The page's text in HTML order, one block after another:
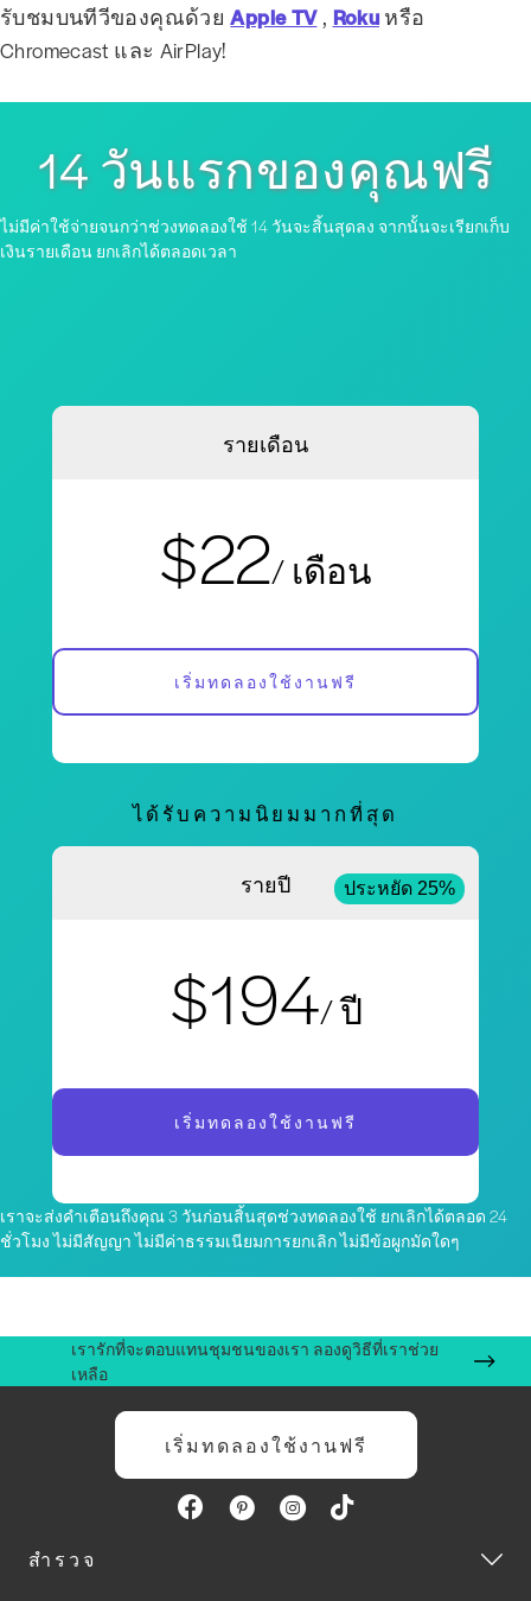
รับชมบนทีวีของคุณด้วยApple TV, Roku หรือ
Chromecast และ AirPlay!
14 วันแรกของคุณฟรี
ไม่มีค่าใช้จ่ายจนกว่าช่วงทดลองใช้ 14 วันจะสิ้นสุดลง จากนั้นจะเรียกเก็บ
เงินรายเดือน ยกเลิกได้ตลอดเวลา
รายเดือน
$22/ เดือน
เริ่มทดลองใช้งานฟรี
ได้รับความนิยมมากที่สุด
รายปี ประหยัด 25%
$194/ ปี
เริ่มทดลองใช้งานฟรี
เราจะส่งคำเตือนถึงคุณ 3 วันก่อนสิ้นสุดช่วงทดลองใช้ ยกเลิกได้ตลอด 24
ชั่วโมง ไม่มีสัญญา ไม่มีค่าธรรมเนียมการยกเลิก ไม่มีข้อผูกมัดใดๆ
เรารักที่จะตอบแทนชุมชนของเรา ลองดูวิธีที่เราช่วย
เหลือ
เริ่มทดลองใช้งานฟรี
สำรวจ